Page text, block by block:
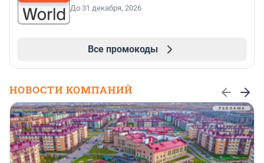
До 31 декабря, 2026
Все промокоды
НОВОСТИ КОМПАНИЙ